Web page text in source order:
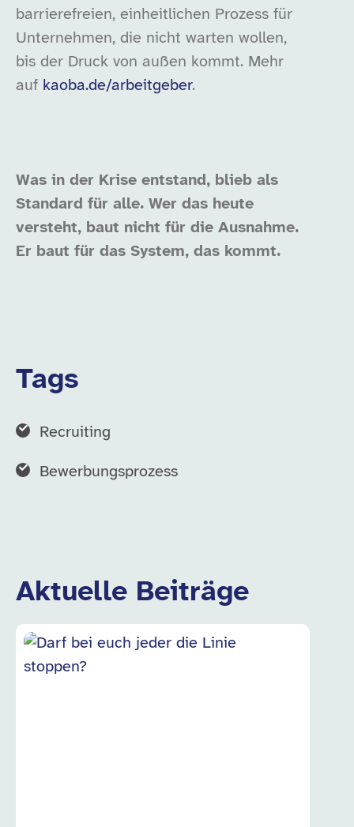
barrierefreien, einheitlichen Prozess für
Unternehmen, die nicht warten wollen,
bis der Druck von außen kommt. Mehr
auf kaoba.de/arbeitgeber.
Was in der Krise entstand, blieb als
Standard für alle. Wer das heute
versteht, baut nicht für die Ausnahme.
Er baut für das System, das kommt.
Tags
Recruiting
Bewerbungsprozess
Aktuelle Beiträge